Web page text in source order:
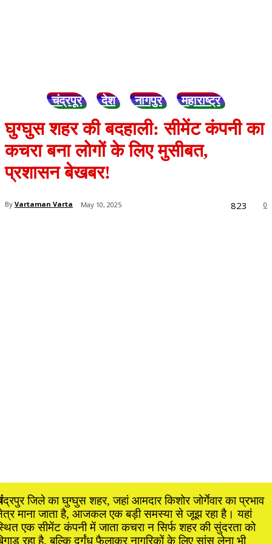
चंद्रपूर देश नागपुर महाराष्ट्र
घुग्घुस शहर की बदहाली: सीमेंट कंपनी का
कचरा बना लोगों के लिए मुसीबत,
प्रशासन बेखबर!
By Vartaman Varta May 10, 2025 0
823
द्रपुर जिले का घुग्घुस शहर, जहां आमदार किशोर जोर्गेवार का प्रभाव
माना जाता है, आजकल एक बड़ी समस्या से जूझ रहा है। यहां
एक सीमेंट कंपनी में जाता कचरा न सिर्फ शहर की सुंदरता को
रहा है, बल्कि दुर्गंध फैलाकर नागरिकों के लिए सांस लेना भी